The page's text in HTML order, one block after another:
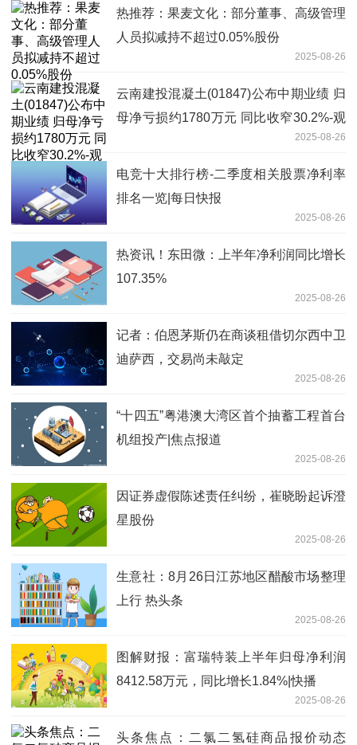
热推荐：果麦文化：部分董事、高级管理
人员拟减持不超过0.05%股份
2025-08-26
云南建投混凝土(01847)公布中期业绩 归
母净亏损约1780万元 同比收窄30.2%-观
2025-08-26
电竞十大排行榜-二季度相关股票净利率
排名一览|每日快报
2025-08-26
热资讯！东田微：上半年净利润同比增长
107.35%
2025-08-26
记者：伯恩茅斯仍在商谈租借切尔西中卫
迪萨西，交易尚未敲定
2025-08-26
“十四五”粤港澳大湾区首个抽蓄工程首台
机组投产|焦点报道
2025-08-26
因证券虚假陈述责任纠纷，崔晓盼起诉澄
星股份
2025-08-26
生意社：8月26日江苏地区醋酸市场整理
上行 热头条
2025-08-26
图解财报：富瑞特装上半年归母净利润
8412.58万元，同比增长1.84%|快播
2025-08-26
头条焦点：二氯二氢硅商品报价动态